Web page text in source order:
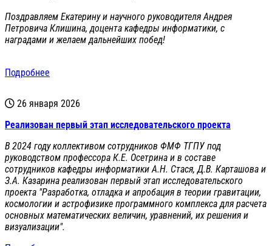
Поздравляем Екатерину и научного руководителя Андрея
Петровича Клишина, доцента кафедры информатики, с
наградами и желаем дальнейших побед!
Подробнее
26 января 2026
Реализован первый этап исследовательского проекта
В 2024 году коллективом сотрудников ФМФ ТГПУ под
руководством профессора К.Е. Осетрина и в составе
сотрудников кафедры информатики А.Н. Стася, Д.В. Карташова и
З.А. Казарина реализован первый этап исследовательского
проекта "Разработка, отладка и апробация в теории гравитации,
космологии и астрофизике программного комплекса для расчета
основных математических величин, уравнений, их решения и
визуализации".